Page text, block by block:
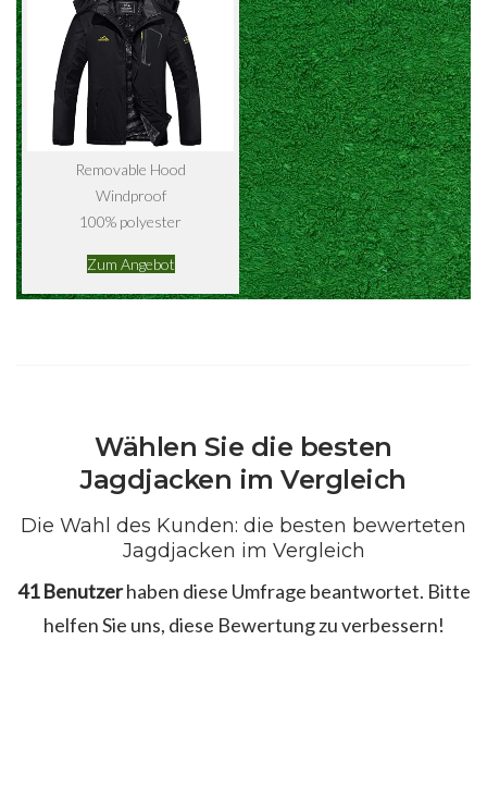
Removable Hood
Windproof
100% polyester
Zum Angebot
Wählen Sie die besten
Jagdjacken im Vergleich
Die Wahl des Kunden: die besten bewerteten
Jagdjacken im Vergleich
41 Benutzerhaben diese Umfrage beantwortet. Bitte
helfen Sie uns, diese Bewertung zu verbessern!